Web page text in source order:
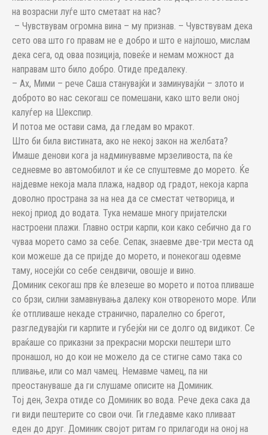
на возрасни луѓе што сметаат на нас?
– Чувствувам огромна вина – му признав. – Чувствувам дека
сето ова што го правам не е добро и што е најлошо, мислам
дека сега, од оваа позиција, повеќе и немам можност да
направам што било добро. Отиде предалеку.
– Ах, Мими – рече Саша станувајќи и заминувајќи – злото и
доброто во нас секогаш се помешани, како што вели оној
калуѓер на Шекспир.
И потоа ме остави сама, да гледам во мракот.
Што би била вистината, ако не некој закон на желбата?
Имаше денови кога ја надминувавме мрзеливоста, па ќе
седневме во автомобилот и ќе се спуштевме до морето. Ќе
најдевме некоја мала плажа, надвор од градот, некоја карпа
доволно пространа за на неа да се сместат четворица, и
некој приод до водата. Тука немаше многу пријателски
настроени плажи. Главно остри карпи, кои како себично да го
чуваа морето само за себе. Сепак, знаевме две-три места од
кои можеше да се пријде до морето, и понекогаш одевме
таму, носејќи со себе сендвичи, овошје и вино.
Доминик секогаш прв ќе влезеше во морето и потоа пливаше
со брзи, силни замавнувања далеку кон отвореното море. Или
ќе отпливаше некаде странично, паралелно со брегот,
разгледувајќи ги карпите и губејќи ни се долго од видикот. Се
враќаше со приказни за прекрасни морски пештери што
пронашол, но до кои не можело да се стигне само така со
пливање, или со мал чамец. Немавме чамец, па ни
преостануваше да ги слушаме описите на Доминик.
Тој ден, Зехра отиде со Доминик во вода. Рече дека сака да
ги види пештерите со свои очи. Ги гледавме како пливаат
еден до друг. Доминик својот ритам го прилагоди на оној на